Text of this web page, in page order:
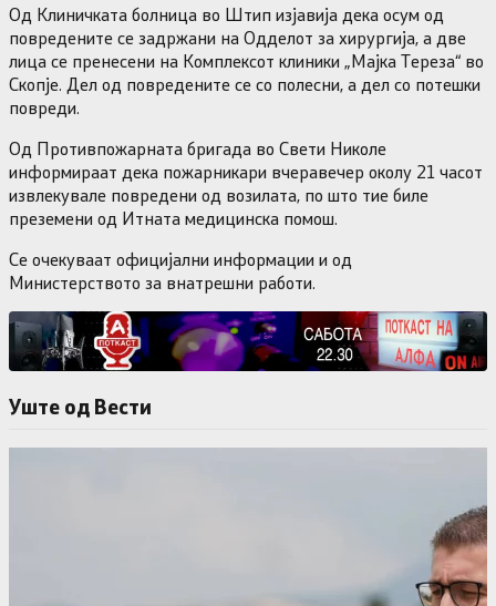
Од Клиничката болница во Штип изјавија дека осум од
повредените се задржани на Одделот за хирургија, а две
лица се пренесени на Комплексот клиники „Мајка Тереза“ во
Скопје. Дел од повредените се со полесни, а дел со потешки
повреди.
Од Противпожарната бригада во Свети Николе
информираат дека пожарникари вчеравечер околу 21 часот
извлекувале повредени од возилата, по што тие биле
преземени од Итната медицинска помош.
Се очекуваат официјални информации и од
Министерството за внатрешни работи.
Уште од Вести